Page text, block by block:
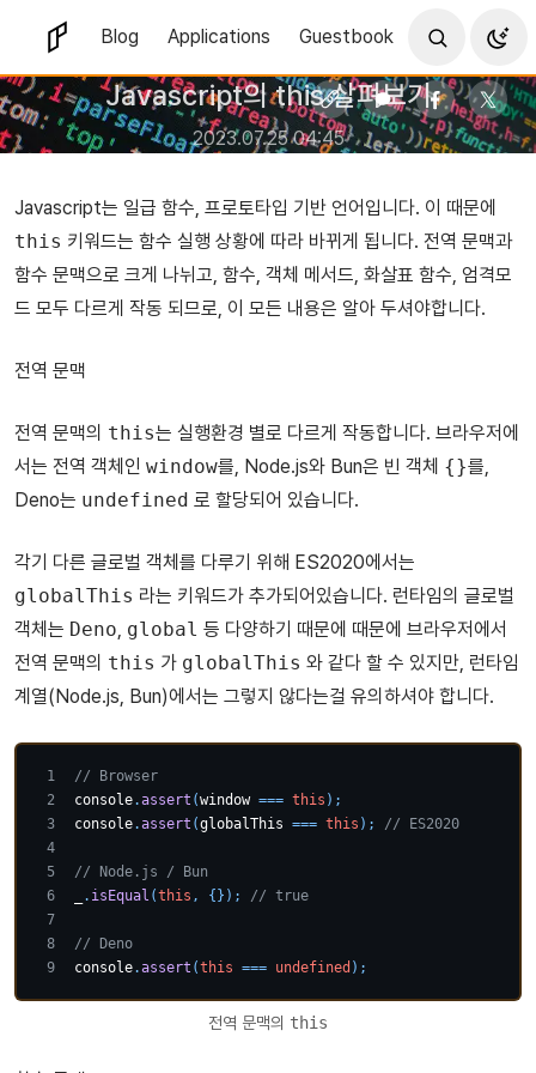
Blog Applications Guestbook
Javascript의 this 살펴보기
2023.07.25 04:45
Javascript는 일급 함수, 프로토타입 기반 언어입니다. 이 때문에
this 키워드는 함수 실행 상황에 따라 바뀌게 됩니다. 전역 문맥과
함수 문맥으로 크게 나뉘고, 함수, 객체 메서드, 화살표 함수, 엄격모
드 모두 다르게 작동 되므로, 이 모든 내용은 알아 두셔야합니다.
전역 문맥
전역 문맥의 this는 실행환경 별로 다르게 작동합니다. 브라우저에
서는 전역 객체인 window를, Node.js와 Bun은 빈 객체 {}를,
Deno는 undefined 로 할당되어 있습니다.
각기 다른 글로벌 객체를 다루기 위해 ES2020에서는
globalThis 라는 키워드가 추가되어있습니다. 런타임의 글로벌
객체는 Deno, global 등 다양하기 때문에 때문에 브라우저에서
전역 문맥의 this 가 globalThis 와 같다 할 수 있지만, 런타임
계열(Node.js, Bun)에서는 그렇지 않다는걸 유의하셔야 합니다.
// Browser
console.assert (window === this ) ;
console.assert (globalThis === this ) ; // ES2020
// Node.js / Bun
. isEqual (this , { } ) ; // true
// Deno
console.assert (this === undefined ) ;
전역 문맥의 this